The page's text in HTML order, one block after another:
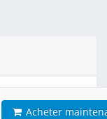
Acheter